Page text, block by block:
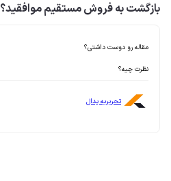
بازگشت به فروش مستقیم موافقید؟
مقاله رو دوست داشتی؟
نظرت چیه؟
تحریریه پدال